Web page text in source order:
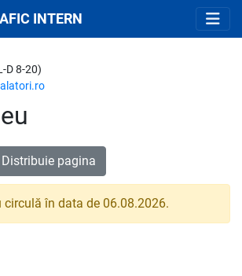
INTERN
D 8-20)
Distribuie pagina
circulă în data de 06.08.2026.